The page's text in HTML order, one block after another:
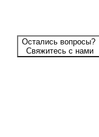
Остались вопросы?
Свяжитесь с нами